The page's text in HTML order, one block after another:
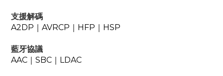
支援解碼
A2DP｜AVRCP｜HFP｜HSP
藍牙協議
AAC｜SBC｜LDAC